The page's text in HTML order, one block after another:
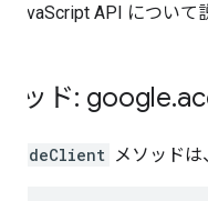
JavaScript API について
ソッド: google.
メソッドは